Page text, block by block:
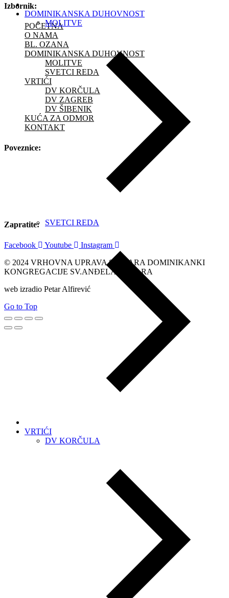
DOMINIKANSKA DUHOVNOST
MOLITVE
SVETCI REDA
VRTIĆI
DV KORČULA
Izbornik:
POČETNA
O NAMA
BL. OZANA
DOMINIKANSKA DUHOVNOST
MOLITVE
SVETCI REDA
VRTIĆI
DV KORČULA
DV ZAGREB
DV ŠIBENIK
KUĆA ZA ODMOR
KONTAKT
Poveznice:
Zapratite:
Facebook Youtube
Instagram
© 2024 VRHOVNA UPRAVA SESTARA DOMINIKANKI
KONGREGACIJE SV.ANĐELA ČUVARA
web izradio Petar Alfirević
Go to Top